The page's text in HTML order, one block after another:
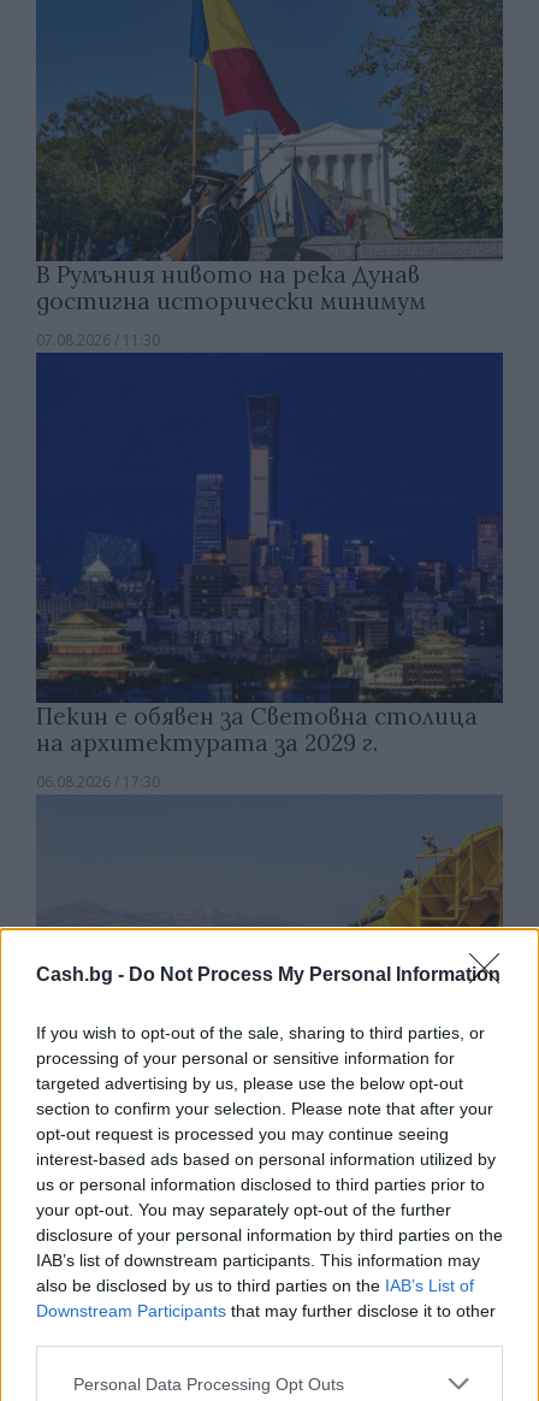
Cash.bg - Do Not Process My Personal Information
If you wish to opt-out of the sale, sharing to third parties, or
processing of your personal or sensitive information for
targeted advertising by us, please use the below opt-out
section to confirm your selection. Please note that after your
opt-out request is processed you may continue seeing
interest-based ads based on personal information utilized by
us or personal information disclosed to third parties prior to
your opt-out. You may separately opt-out of the further
disclosure of your personal information by third parties on the
IAB’s list of downstream participants. This information may
also be disclosed by us to third parties on the IAB’s List of
Downstream Participants that may further disclose it to other
Personal Data Processing Opt Outs
В Румъния нивото на река Дунав
достигна исторически минимум
07.08.2026 / 11:30
Пекин е обявен за Световна столица
на архитектурата за 2029 г.
06.08.2026 / 17:30
Френска инвестиция активира
изграждането на интерконектора
между Гърция и Кипър
06.08.2026 / 17:06